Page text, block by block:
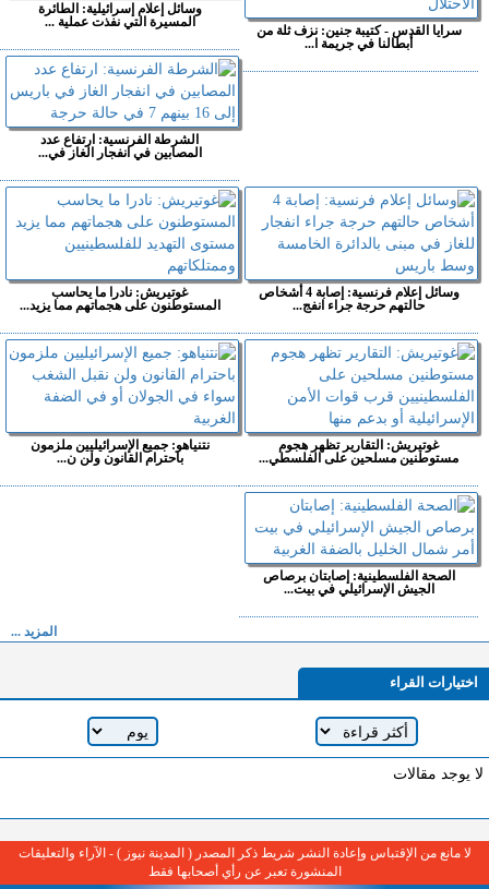
سرايا القدس - كتيبة جنين: نزف ثلة من
أبطالنا في جريمة ا...
وسائل إعلام إسرائيلية: الطائرة
المسيرة التي نفذت عملية ...
الشرطة الفرنسية: ارتفاع عدد
المصابين في انفجار الغاز في...
وسائل إعلام فرنسية: إصابة 4 أشخاص
حالتهم حرجة جراء انفج...
غوتيريش: نادرا ما يحاسب
المستوطنون على هجماتهم مما يزيد...
غوتيريش: التقارير تظهر هجوم
مستوطنين مسلحين على الفلسطي...
نتنياهو: جميع الإسرائيليين ملزمون
باحترام القانون ولن ن...
الصحة الفلسطينية: إصابتان برصاص
الجيش الإسرائيلي في بيت...
المزيد ...
اختيارات القراء
لا يوجد مقالات
لا مانع من الإقتباس وإعادة النشر شريط ذكر المصدر ( المدينة نيوز ) - الآراء والتعليقات
المنشورة تعبر عن رأي أصحابها فقط